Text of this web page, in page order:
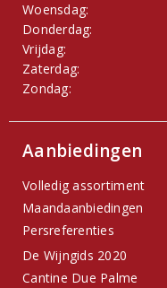
Woensdag:
Donderdag:
Vrijdag:
Zaterdag:
Zondag:
Aanbiedingen
Volledig assortiment
Maandaanbiedingen
Persreferenties
De Wijngids 2020
Cantine Due Palme